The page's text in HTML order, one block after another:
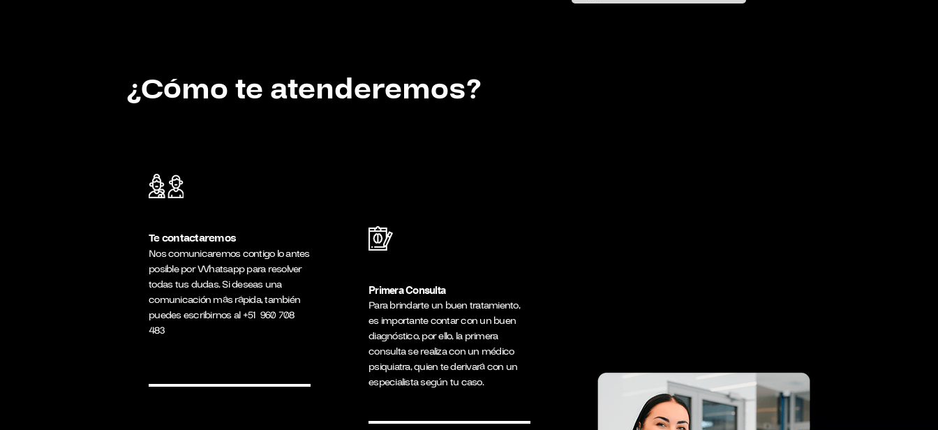
¿Cómo te atenderemos?
Te contactaremos
Nos comunicaremos contigo lo antes
posible por Whatsapp para resolver
todas tus dudas. Si deseas una
comunicación más rápida, también
puedes escribirnos al+51 960 708
483
Primera Consulta
Para brindarte un buen tratamiento,
es importante contar con un buen
diagnóstico, por ello, la primera
consulta se realiza con un médico
psiquiatra, quien te derivará con un
especialista según tu caso.